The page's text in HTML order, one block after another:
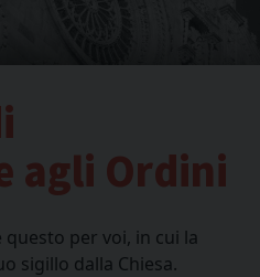
agli Ordini
per voi, in cui la
sigillo dalla Chiesa.